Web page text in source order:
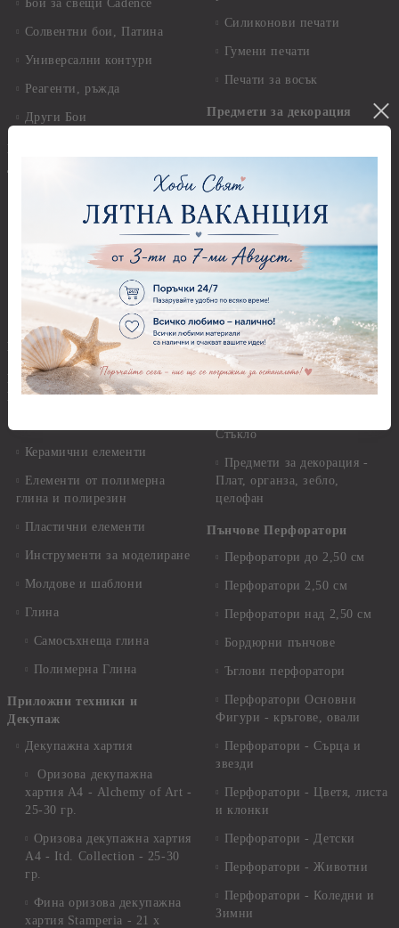
Бои за свещи Cadence
Солвентни бои, Патина
Универсални контури
Реагенти, ръжда
Други Бои
Брокат, пайети, мъниста и
декоративен пясък
Брокати, ледени кристали и
Мъниста
Декоративен пясък и
Висулки
Глина,Гипс, Калъпи,
Елементи, Инструменти
Керамични елементи
Елементи от полимерна
глина и полирезин
Пластични елементи
Инструменти за моделиране
Молдове и шаблони
Глина
Самосъхнеща глина
Полимерна Глина
Приложни техники и
Декупаж
Декупажна хартия
Оризова декупажна
хартия А4 - Alchemy of Art -
25-30 гр.
Оризова декупажна хартия
А4 - Itd. Collection - 25-30
гр.
Фина оризова декупажна
хартия Stamperia - 21 х
Силиконови печати
Гумени печати
Печати за восък
Предмети за декорация
Акрил и пластмаса
Предмети за декорация -
Дърво
Предмети за декорация -
Мукава, Картон и Хартия
Предмети за декорация -
МДФ
Предмети за декорация -
Керамика и метал
Предмети за декорация -
Стъкло
Предмети за декорация -
Плат, органза, зебло,
целофан
Пънчове Перфоратори
Перфоратори до 2,50 см
Перфоратори 2,50 см
Перфоратори над 2,50 см
Бордюрни пънчове
Ъглови перфоратори
Перфоратори Основни
Фигури - кръгове, овали
Перфоратори - Сърца и
звезди
Перфоратори - Цветя, листа
и клонки
Перфоратори - Детски
Перфоратори - Животни
Перфоратори - Коледни и
Зимни